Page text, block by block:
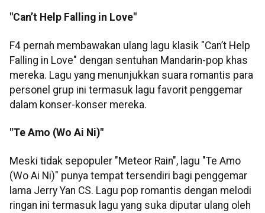
"Can’t Help Falling in Love"
F4 pernah membawakan ulang lagu klasik "Can’t Help
Falling in Love" dengan sentuhan Mandarin-pop khas
mereka. Lagu yang menunjukkan suara romantis para
personel grup ini termasuk lagu favorit penggemar
dalam konser-konser mereka.
"Te Amo (Wo Ai Ni)"
Meski tidak sepopuler "Meteor Rain", lagu "Te Amo
(Wo Ai Ni)" punya tempat tersendiri bagi penggemar
lama Jerry Yan CS. Lagu pop romantis dengan melodi
ringan ini termasuk lagu yang suka diputar ulang oleh